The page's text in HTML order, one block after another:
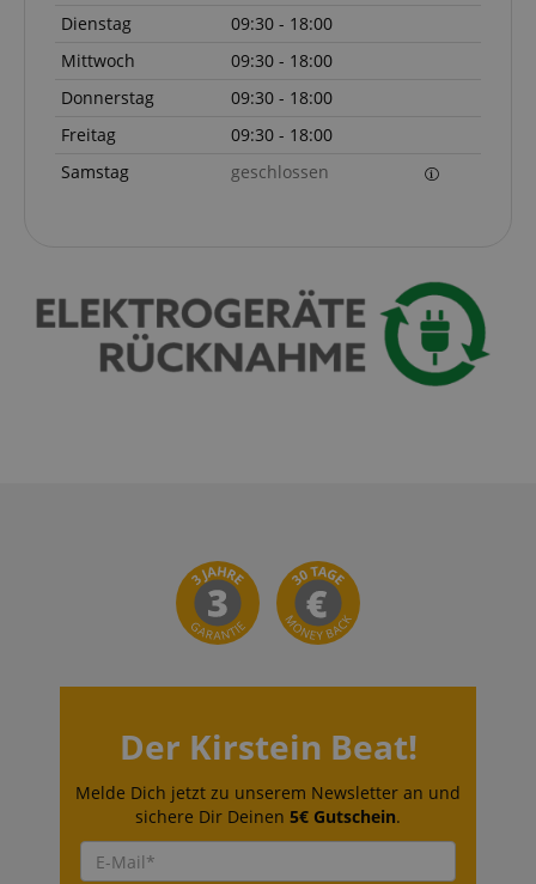
Dienstag
09:30 - 18:00
Mittwoch
09:30 - 18:00
Donnerstag
09:30 - 18:00
Freitag
09:30 - 18:00
Samstag
geschlossen
Der Kirstein Beat!
Melde Dich jetzt zu unserem Newsletter an und
sichere Dir Deinen 5€ Gutschein.